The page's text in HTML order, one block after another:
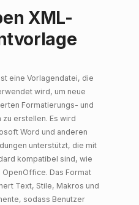
XML-
eine Vorlagendatei, die
wird, um neue
Formatierungs- und
erstellen. Es wird
Word und anderen
unterstützt, die mit
kompatibel sind, wie
Das Format
Text, Stile, Makros und
sodass Benutzer